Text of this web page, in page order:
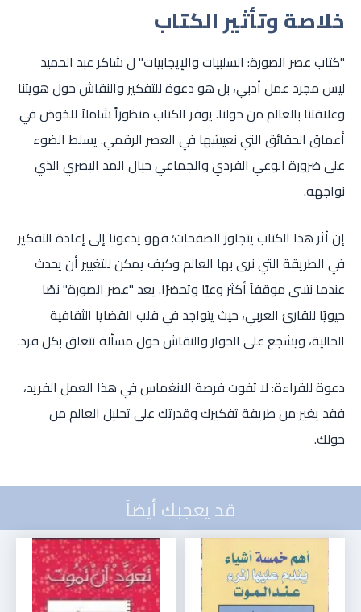
خلاصة وتأثير الكتاب
"كتاب عصر الصورة: السلبيات والإيجابيات" ل شاكر عبد الحميد
ليس مجرد عمل أدبي، بل هو دعوة للتفكير والنقاش حول هويتنا
وعلاقتنا بالعالم من حولنا. يوفر الكتاب منظوراً شاملاً للخوض في
أعماق الحقائق التي نعيشها في العصر الرقمي. يسلط الضوء
على ضرورة الوعي الفردي والجماعي حيال المد البصري الذي
نواجهه.
إن أثر هذا الكتاب يتجاوز الصفحات؛ فهو يدعونا إلى إعادة التفكير
في الطريقة التي نرى بها العالم وكيف يمكن للتغيير أن يحدث
عندما نتبنى موقفاً أكثر وعيًا وتحضرًا. يعد "عصر الصورة" نصًا
حيويًا للقارئ العربي، حيث يتواجد في قلب القضايا الثقافية
الحالية، ويشجع على الحوار والنقاش حول مسألة تتعلق بكل فرد.
دعوة للقراءة: لا تفوت فرصة الانغماس في هذا العمل الفريد،
فقد يغير من طريقة تفكيرك وقدرتك على تحليل العالم من
حولك.
قد يعجبك أيضاً